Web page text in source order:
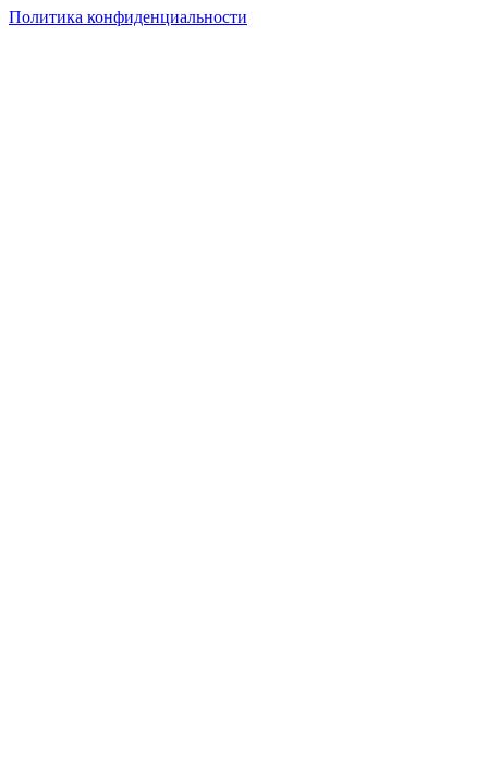
Политика конфиденциальности